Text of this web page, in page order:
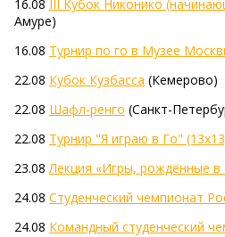
16.08 III Кубок Никонико
Амуре)
16.08 Турнир по го в Музее
22.08 Кубок Кузбасса (Кемерово)
22.08 Шафл-ренго (Санкт-
22.08 Турнир "Я играю в Го"
23.08Лекция «Игры, рождённые в
24.08 Студенческий чемпионат
24.08 Командный студенческий